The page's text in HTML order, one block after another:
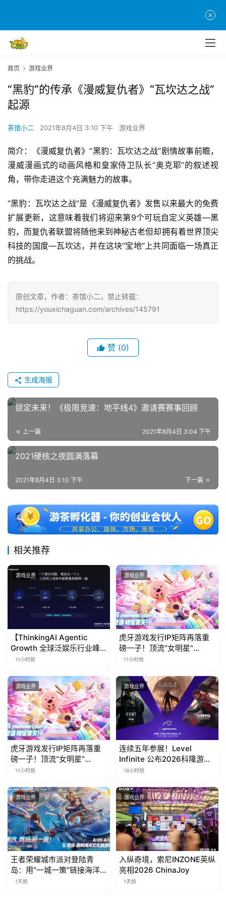
首
页
游
茶
创
游
戏
业
手
机
游
戏
单
机
游
游
戏
5
第
三
金
茶
奖
7
月
0
日
茶
对
接
会
上
站
中
文
(
中
国
首页 游戏业界
“黑豹”的传承《漫威复仇者》“瓦坎达之战”
起源
茶馆小二 2021年8月4日 3:10 下午 游戏业界
简介：《漫威复仇者》“黑豹：瓦坎达之战”剧情故事前瞻，
漫威漫画式的动画风格和皇家侍卫队长“奥克耶”的叙述视
角，带你走进这个充满魅力的故事。
“黑豹：瓦坎达之战“是《漫威复仇者》发售以来最大的免费
扩展更新，这意味着我们将迎来第9个可玩自定义英雄—黑
豹，而复仇者联盟将随他来到神秘古老但却拥有着世界顶尖
科技的国度—瓦坎达，并在这块“宝地”上共同面临一场真正
的挑战。
原创文章，作者：茶馆小二，禁止转载：
https://youxichaguan.com/archives/145791
赞 (0)
生成海报
锁定未来！《极限竞速：地平线4》邀请赛赛事回顾
上一篇 2021年8月4日 3:04 下午
2021硬核之夜圆满落幕
下一篇
2021年8月4日 3:10 下午
相关推荐
游戏业界
【ThinkingAI Agentic
Growth 全球泛娱乐行业峰
会】Agent 时代，人到底负
11小时前
游戏业界
虎牙游戏发行IP矩阵再落重
磅一子！顶流“女明星”
ZANMANG LOOPY 正版3D
曝光
11小时前
游戏业界
虎牙游戏发行IP矩阵再落重
磅一子！顶流“女明星”
ZANMANG LOOPY 正版3D
曝光
11小时前
游戏业界
连续五年参展！Level
Infinite 公布2026科隆游戏
展产品阵容
16小时前
游戏业界
王者荣耀城市派对登陆青
岛：用“一城一策”链接海洋
场景，以双向奔赴带动夏日
1天前
游戏业界
入纵奇境，索尼INZONE英纵
亮相2026 ChinaJoy
1天前